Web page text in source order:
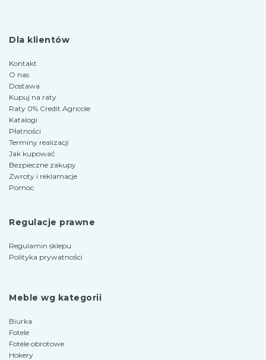
Dla klientów
Kontakt
O nas
Dostawa
Kupuj na raty
Raty 0% Credit Agricole
Katalogi
Płatności
Terminy realizacji
Jak kupować
Bezpieczne zakupy
Zwroty i reklamacje
Pomoc
Regulacje prawne
Regulamin sklepu
Polityka prywatności
Meble wg kategorii
Biurka
Fotele
Fotele obrotowe
Hokery